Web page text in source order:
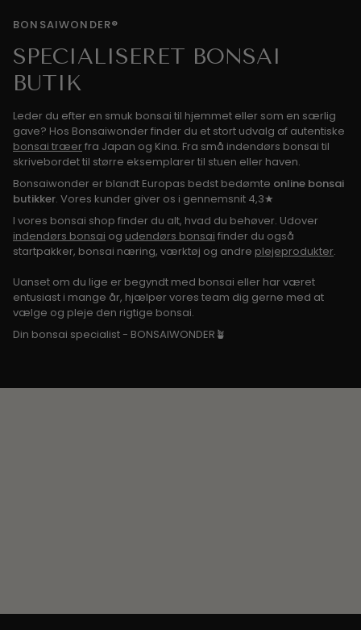
BONSAIWONDER®
SPECIALISERET BONSAI
BUTIK
Leder du efter en smuk bonsai til hjemmet eller som en særlig
gave? Hos Bonsaiwonder finder du et stort udvalg af autentiske
bonsai træerfra Japan og Kina. Fra små indendørs bonsai til
skrivebordet til større eksemplarer til stuen eller haven.
Bonsaiwonder er blandt Europas bedst bedømte online bonsai
butikker. Vores kunder giver os i gennemsnit 4,3★
I vores bonsai shop finder du alt, hvad du behøver. Udover
indendørs bonsai og udendørs bonsai finder du også
startpakker, bonsai næring, værktøj og andre plejeprodukter.
Uanset om du lige er begyndt med bonsai eller har været
entusiast i mange år, hjælper vores team dig gerne med at
vælge og pleje den rigtige bonsai.
Din bonsai specialist - BONSAIWONDER🪴